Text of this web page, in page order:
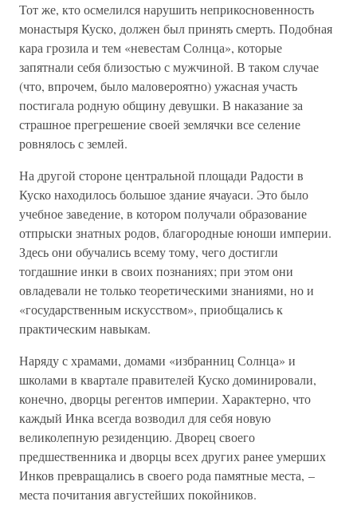
Тот же, кто осмелился нарушить неприкосновенность
монастыря Куско, должен был принять смерть. Подобная
кара грозила и тем «невестам Солнца», которые
запятнали себя близостью с мужчиной. В таком случае
(что, впрочем, было маловероятно) ужасная участь
постигала родную общину девушки. В наказание за
страшное прегрешение своей землячки все селение
ровнялось с землей.
На другой стороне центральной площади Радости в
Куско находилось большое здание ячауаси. Это было
учебное заведение, в котором получали образование
отпрыски знатных родов, благородные юноши империи.
Здесь они обучались всему тому, чего достигли
тогдашние инки в своих познаниях; при этом они
овладевали не только теоретическими знаниями, но и
«государственным искусством», приобщались к
практическим навыкам.
Наряду с храмами, домами «избранниц Солнца» и
школами в квартале правителей Куско доминировали,
конечно, дворцы регентов империи. Характерно, что
каждый Инка всегда возводил для себя новую
великолепную резиденцию. Дворец своего
предшественника и дворцы всех других ранее умерших
Инков превращались в своего рода памятные места, –
места почитания августейших покойников.